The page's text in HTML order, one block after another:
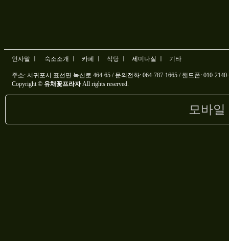
인사말 ㅣ 숙소소개 ㅣ 카페 ㅣ 식당 ㅣ 세미나실 ㅣ 기타
주소: 서귀포시 표선면 녹산로 464-65 / 문의전화: 064-787-1665 / 핸드폰: 010-
Copyright © 유채꽃프라자All rights reserved.
모바